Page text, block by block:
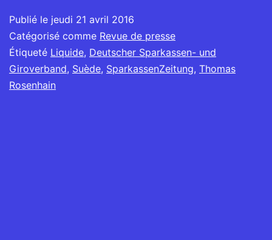
Publié le jeudi 21 avril 2016
Catégorisé comme Revue de presse
Étiqueté Liquide, Deutscher Sparkassen- und
Giroverband, Suède, SparkassenZeitung, Thomas
Rosenhain